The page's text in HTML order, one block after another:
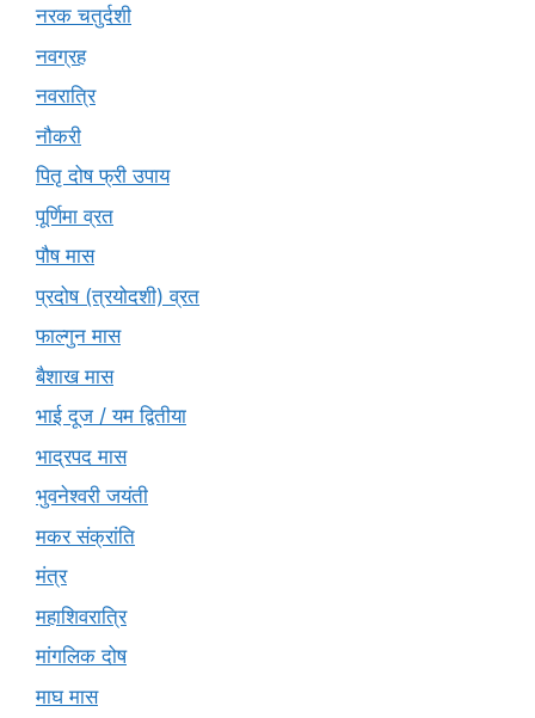
नरक चतुर्दशी
नवग्रह
नवरात्रि
नौकरी
पितृ दोष फ्री उपाय
पूर्णिमा व्रत
पौष मास
प्रदोष (त्रयोदशी) व्रत
फाल्गुन मास
बैशाख मास
भाई दूज / यम द्वितीया
भाद्रपद मास
भुवनेश्वरी जयंती
मकर संक्रांति
मंत्र
महाशिवरात्रि
मांगलिक दोष
माघ मास